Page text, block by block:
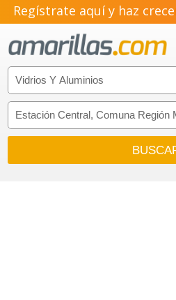
Regístrate aquí y haz